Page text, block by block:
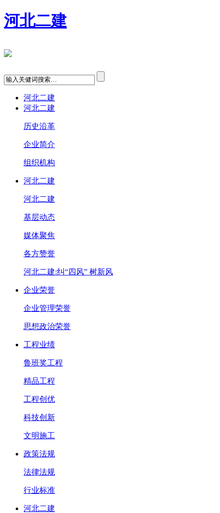
河北二建
河北二建
河北二建
历史沿革
企业简介
组织机构
河北二建
河北二建
基层动态
媒体聚焦
各方赞誉
河北二建:纠“四风” 树新风
企业荣誉
企业管理荣誉
思想政治荣誉
工程业绩
鲁班奖工程
精品工程
工程创优
科技创新
文明施工
政策法规
法律法规
行业标准
河北二建